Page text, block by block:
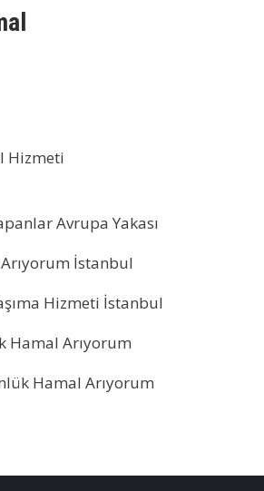
Hizmeti
Avrupa Yakası
İstanbul
Hizmeti İstanbul
Hamal Arıyorum
Hamal Arıyorum